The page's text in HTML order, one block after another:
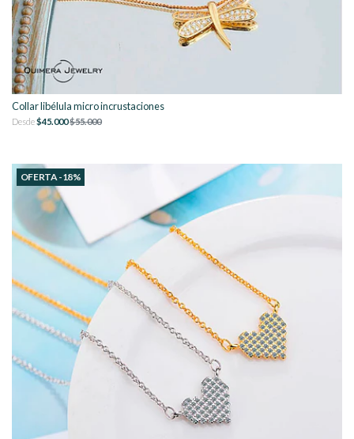
Collar libélula micro incrustaciones
Desde$45.000$55.000
OFERTA -18%